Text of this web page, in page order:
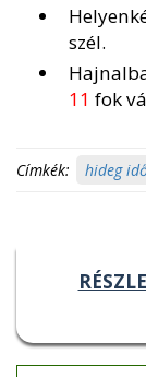
szél.
11 fok
Címkék: hideg